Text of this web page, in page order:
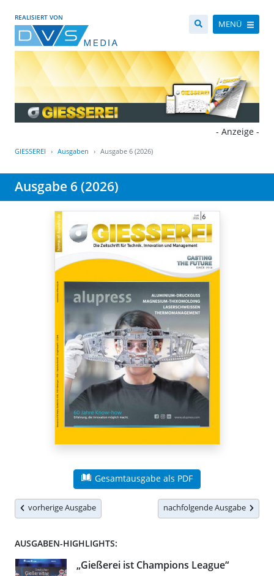
REALISIERT VON
MENÜ
- Anzeige -
GIESSEREI Ausgaben Ausgabe 6 (2026)
Ausgabe 6 (2026)
Gesamtausgabe als PDF
vorherige Ausgabe nachfolgende Ausgabe
AUSGABEN-HIGHLIGHTS:
„Gießerei ist Champions League“